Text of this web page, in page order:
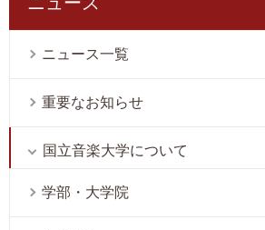
ニュース一覧
重要なお知らせ
国立音楽大学について
学部・大学院